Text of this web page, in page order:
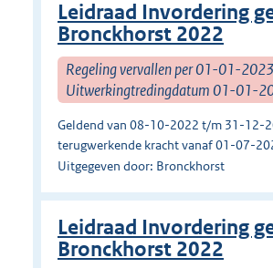
Leidraad Invordering
Bronckhorst 2022
Regeling vervallen per 01-01-2023
Uitwerkingtredingdatum 01-01-
Geldend van 08-10-2022 t/m 31-12-
terugwerkende kracht vanaf 01-07-
Uitgegeven door: Bronckhorst
Leidraad Invordering
Bronckhorst 2022